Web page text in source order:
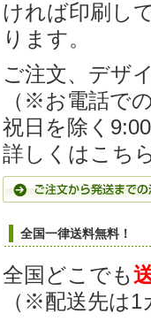
ければ印刷し
ります。
ご注文、デザ
（※お電話で
祝日を除く
詳しくはこち
全国一律送料無料！
全国どこでも
（※配送先は